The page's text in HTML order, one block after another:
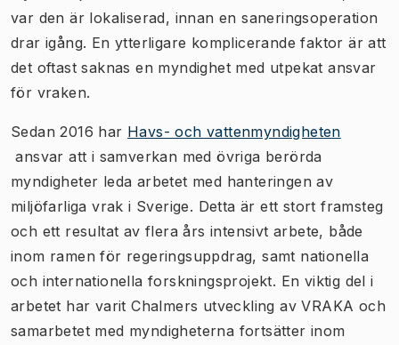
var den är lokaliserad, innan en saneringsoperation
drar igång. En ytterligare komplicerande faktor är att
det oftast saknas en myndighet med utpekat ansvar
för vraken.
Sedan 2016 har Havs- och vattenmyndigheten
ansvar att i samverkan med övriga berörda
myndigheter leda arbetet med hanteringen av
miljöfarliga vrak i Sverige. Detta är ett stort framsteg
och ett resultat av flera års intensivt arbete, både
inom ramen för regeringsuppdrag, samt nationella
och internationella forskningsprojekt. En viktig del i
arbetet har varit Chalmers utveckling av VRAKA och
samarbetet med myndigheterna fortsätter inom